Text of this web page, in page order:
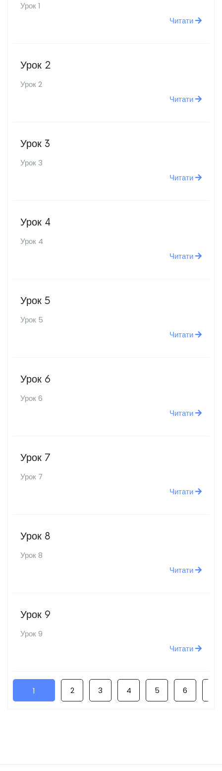
Урок 1
Читати
Урок 2
Урок 2
Читати
Урок 3
Урок 3
Читати
Урок 4
Урок 4
Читати
Урок 5
Урок 5
Читати
Урок 6
Урок 6
Читати
Урок 7
Урок 7
Читати
Урок 8
Урок 8
Читати
Урок 9
Урок 9
Читати
1 2 3 4 5 6